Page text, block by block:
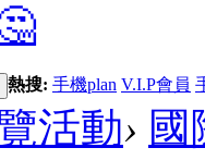
熱搜: 手機plan V.I.P會員
活動› 國